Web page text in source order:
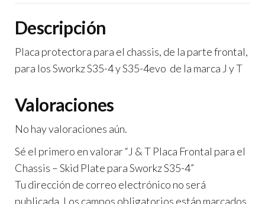
Skid
Plate
para
S35-
cantidad
Descripción
Placa protectora para el chassis, de la parte frontal,
para los Sworkz S35-4 y S35-4evo de la marca J y T
Valoraciones
No hay valoraciones aún.
Sé el primero en valorar “J & T Placa Frontal para el
Chassis – Skid Plate para Sworkz S35-4”
Tu dirección de correo electrónico no será
publicada. Los campos obligatorios están marcados